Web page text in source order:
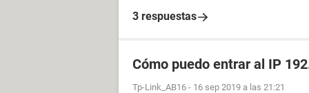
3 respuestas
Cómo puedo entrar al IP
Tp-Link_AB16 - 16 sep 2019 a las 21:21